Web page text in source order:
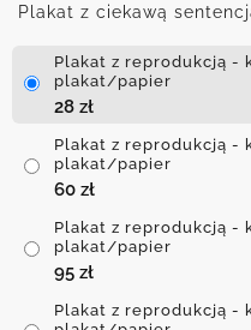
Plakat z ciekawą
Plakat z reprodukcją -
plakat/papier
28 zł
Plakat z reprodukcją -
plakat/papier
60 zł
Plakat z reprodukcją -
plakat/papier
95 zł
Plakat z reprodukcją -